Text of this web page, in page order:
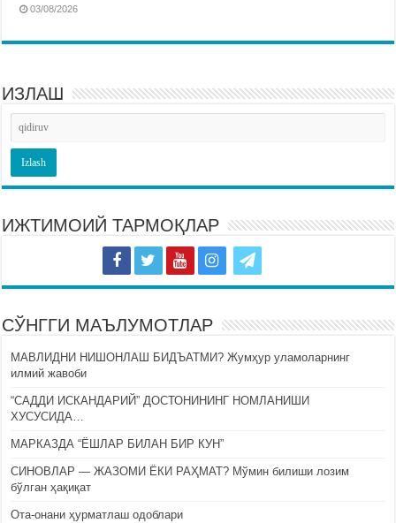
03/08/2026
ИЗЛАШ
ИЖТИМОИЙ ТАРМОҚЛАР
СЎНГГИ МАЪЛУМОТЛАР
МАВЛИДНИ НИШОНЛАШ БИДЪАТМИ? Жумҳур уламоларнинг
илмий жавоби
“САДДИ ИСКАНДАРИЙ” ДОСТОНИНИНГ НОМЛАНИШИ
ХУСУСИДА…
МАРКАЗДА “ЁШЛАР БИЛАН БИР КУН”
СИНОВЛАР — ЖАЗОМИ ЁКИ РАҲМАТ? Мўмин билиши лозим
бўлган ҳақиқат
Ота-онани ҳурматлаш одоблари